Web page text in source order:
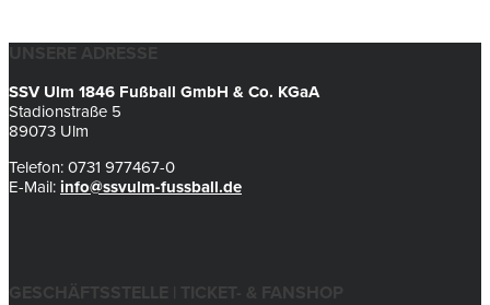
UNSERE ADRESSE
SSV Ulm 1846 Fußball GmbH & Co. KGaA
Stadionstraße 5
89073 Ulm
Telefon: 0731 977467-0
E-Mail: info@ssvulm-fussball.de
GESCHÄFTSSTELLE | TICKET- & FANSHOP